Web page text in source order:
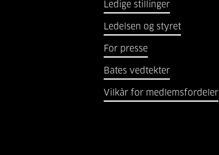
Ledige stillinger
Ledelsen og styret
For presse
Bates vedtekter
Vilkår for medlemsfordeler